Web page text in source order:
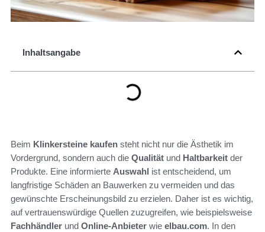
Inhaltsangabe
Beim Klinkersteine kaufen steht nicht nur die Ästhetik im
Vordergrund, sondern auch die Qualität und Haltbarkeit der
Produkte. Eine informierte Auswahl ist entscheidend, um
langfristige Schäden an Bauwerken zu vermeiden und das
gewünschte Erscheinungsbild zu erzielen. Daher ist es wichtig,
auf vertrauenswürdige Quellen zuzugreifen, wie beispielsweise
Fachhändler und Online-Anbieter wie elbau.com. In den